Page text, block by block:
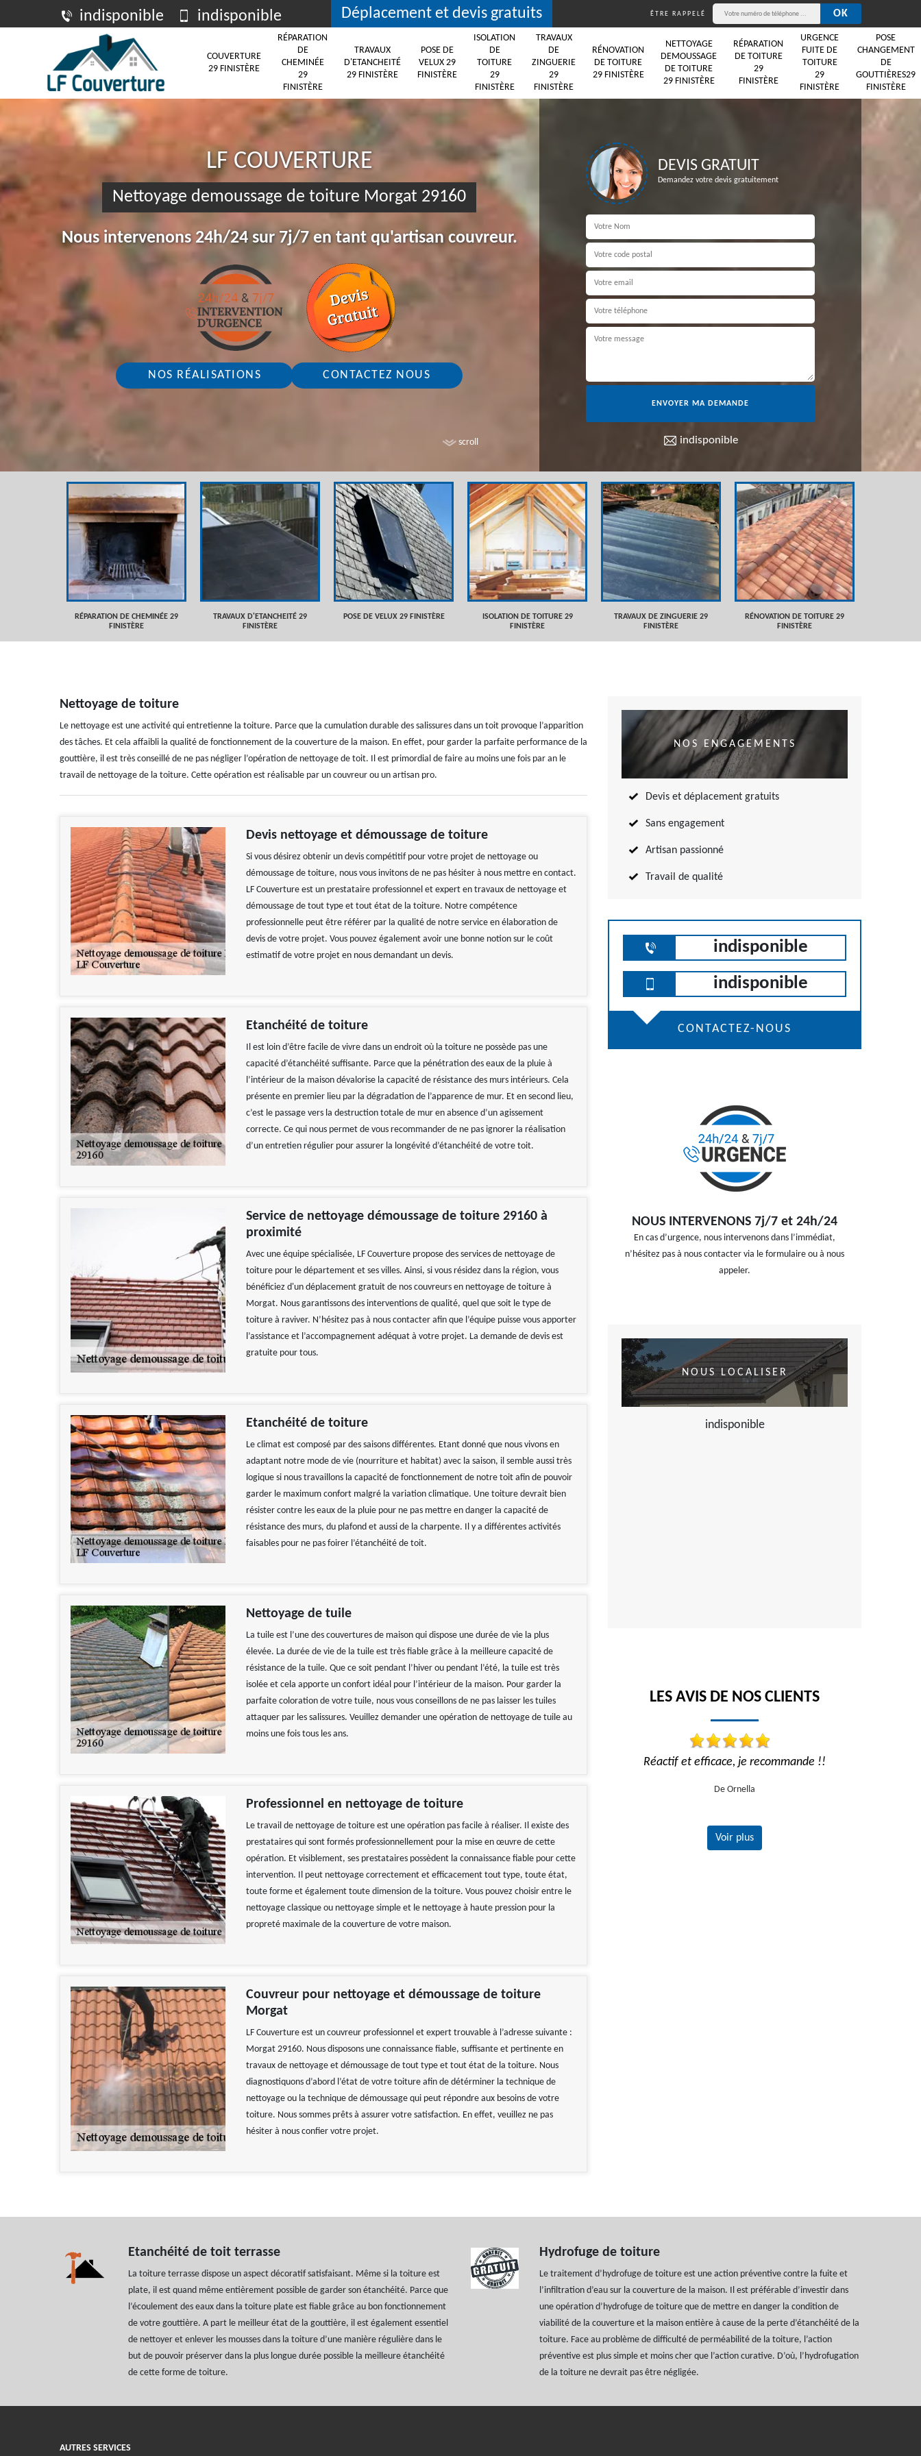
indisponible indisponible Déplacement et devis gratuits ÊTRE RAPPELÉ
COUVERTURE
29 FINISTÈRE
RÉPARATION
DE
CHEMINÉE
29
FINISTÈRE
TRAVAUX
D'ETANCHEITÉ
29 FINISTÈRE
POSE DE
VELUX 29
FINISTÈRE
ISOLATION
DE
TOITURE
29
FINISTÈRE
TRAVAUX
DE
ZINGUERIE
29
FINISTÈRE
RÉNOVATION
DE TOITURE
29 FINISTÈRE
NETTOYAGE
DEMOUSSAGE
DE TOITURE
29 FINISTÈRE
RÉPARATION
DE TOITURE
29
FINISTÈRE
URGENCE
FUITE DE
TOITURE
29
FINISTÈRE
POSE
CHANGEMENT
DE
GOUTTIÈRES29
FINISTÈRE
scroll
LF COUVERTURE
Nettoyage demoussage de toiture Morgat 29160
Nous intervenons 24h/24 sur 7j/7 en tant qu'artisan couvreur.
NOS RÉALISATIONS CONTACTEZ NOUS
DEVIS GRATUIT
Demandez votre devis gratuitement
indisponible
RÉPARATION DE CHEMINÉE 29
FINISTÈRE
TRAVAUX D'ETANCHEITÉ 29
FINISTÈRE
POSE DE VELUX 29 FINISTÈRE
ISOLATION DE TOITURE 29
FINISTÈRE
TRAVAUX DE ZINGUERIE 29
FINISTÈRE
RÉNOVATION DE TOITURE 29
FINISTÈRE
Nettoyage de toiture
Le nettoyage est une activité qui entretienne la toiture. Parce que la cumulation durable des salissures dans un toit provoque l’apparition
des tâches. Et cela affaibli la qualité de fonctionnement de la couverture de la maison. En effet, pour garder la parfaite performance de la
gouttière, il est très conseillé de ne pas négliger l’opération de nettoyage de toit. Il est primordial de faire au moins une fois par an le
travail de nettoyage de la toiture. Cette opération est réalisable par un couvreur ou un artisan pro.
Devis nettoyage et démoussage de toiture
Si vous désirez obtenir un devis compétitif pour votre projet de nettoyage ou
démoussage de toiture, nous vous invitons de ne pas hésiter à nous mettre en contact.
LF Couverture est un prestataire professionnel et expert en travaux de nettoyage et
démoussage de tout type et tout état de la toiture. Notre compétence
professionnelle peut être référer par la qualité de notre service en élaboration de
devis de votre projet. Vous pouvez également avoir une bonne notion sur le coût
estimatif de votre projet en nous demandant un devis.
Etanchéité de toiture
Il est loin d’être facile de vivre dans un endroit où la toiture ne possède pas une
capacité d’étanchéité suffisante. Parce que la pénétration des eaux de la pluie à
l’intérieur de la maison dévalorise la capacité de résistance des murs intérieurs. Cela
présente en premier lieu par la dégradation de l’apparence de mur. Et en second lieu,
c’est le passage vers la destruction totale de mur en absence d’un agissement
correcte. Ce qui nous permet de vous recommander de ne pas ignorer la réalisation
d’un entretien régulier pour assurer la longévité d’étanchéité de votre toit.
Service de nettoyage démoussage de toiture 29160 à
proximité
Avec une équipe spécialisée, LF Couverture propose des services de nettoyage de
toiture pour le département et ses villes. Ainsi, si vous résidez dans la région, vous
bénéficiez d'un déplacement gratuit de nos couvreurs en nettoyage de toiture à
Morgat. Nous garantissons des interventions de qualité, quel que soit le type de
toiture à raviver. N’hésitez pas à nous contacter afin que l’équipe puisse vous apporter
l’assistance et l’accompagnement adéquat à votre projet. La demande de devis est
gratuite pour tous.
Etanchéité de toiture
Le climat est composé par des saisons différentes. Etant donné que nous vivons en
adaptant notre mode de vie (nourriture et habitat) avec la saison, il semble aussi très
logique si nous travaillons la capacité de fonctionnement de notre toit afin de pouvoir
garder le maximum confort malgré la variation climatique. Une toiture devrait bien
résister contre les eaux de la pluie pour ne pas mettre en danger la capacité de
résistance des murs, du plafond et aussi de la charpente. Il y a différentes activités
faisables pour ne pas foirer l’étanchéité de toit.
Nettoyage de tuile
La tuile est l’une des couvertures de maison qui dispose une durée de vie la plus
élevée. La durée de vie de la tuile est très fiable grâce à la meilleure capacité de
résistance de la tuile. Que ce soit pendant l’hiver ou pendant l’été, la tuile est très
isolée et cela apporte un confort idéal pour l’intérieur de la maison. Pour garder la
parfaite coloration de votre tuile, nous vous conseillons de ne pas laisser les tuiles
attaquer par les salissures. Veuillez demander une opération de nettoyage de tuile au
moins une fois tous les ans.
Professionnel en nettoyage de toiture
Le travail de nettoyage de toiture est une opération pas facile à réaliser. Il existe des
prestataires qui sont formés professionnellement pour la mise en œuvre de cette
opération. Et visiblement, ses prestataires possèdent la connaissance fiable pour cette
intervention. Il peut nettoyage correctement et efficacement tout type, toute état,
toute forme et également toute dimension de la toiture. Vous pouvez choisir entre le
nettoyage classique ou nettoyage simple et le nettoyage à haute pression pour la
propreté maximale de la couverture de votre maison.
Couvreur pour nettoyage et démoussage de toiture
Morgat
LF Couverture est un couvreur professionnel et expert trouvable à l’adresse suivante :
Morgat 29160. Nous disposons une connaissance fiable, suffisante et pertinente en
travaux de nettoyage et démoussage de tout type et tout état de la toiture. Nous
diagnostiquons d’abord l’état de votre toiture afin de détérminer la technique de
nettoyage ou la technique de démoussage qui peut répondre aux besoins de votre
toiture. Nous sommes prêts à assurer votre satisfaction. En effet, veuillez ne pas
hésiter à nous confier votre projet.
NOS ENGAGEMENTS
Devis et déplacement gratuits
Sans engagement
Artisan passionné
Travail de qualité
indisponible
indisponible
CONTACTEZ-NOUS
NOUS INTERVENONS 7j/7 et 24h/24
En cas d’urgence, nous intervenons dans l’immédiat,
n’hésitez pas à nous contacter via le formulaire ou à nous
appeler.
NOUS LOCALISER
indisponible
LES AVIS DE NOS CLIENTS
De Gerard
Réactif et efficace, je recommande !!
De Ornella
Voir plus
Etanchéité de toit terrasse
La toiture terrasse dispose un aspect décoratif satisfaisant. Même si la toiture est
plate, il est quand même entièrement possible de garder son étanchéité. Parce que
l’écoulement des eaux dans la toiture plate est fiable grâce au bon fonctionnement
de votre gouttière. A part le meilleur état de la gouttière, il est également essentiel
de nettoyer et enlever les mousses dans la toiture d’une manière régulière dans le
but de pouvoir préserver dans la plus longue durée possible la meilleure étanchéité
de cette forme de toiture.
Hydrofuge de toiture
Le traitement d’hydrofuge de toiture est une action préventive contre la fuite et
l’infiltration d’eau sur la couverture de la maison. Il est préférable d’investir dans
une opération d’hydrofuge de toiture que de mettre en danger la condition de
viabilité de la couverture et la maison entière à cause de la perte d’étanchéité de la
toiture. Face au problème de difficulté de perméabilité de la toiture, l’action
préventive est plus simple et moins cher que l’action curative. D’où, l’hydrofugation
de la toiture ne devrait pas être négligée.
AUTRES SERVICES